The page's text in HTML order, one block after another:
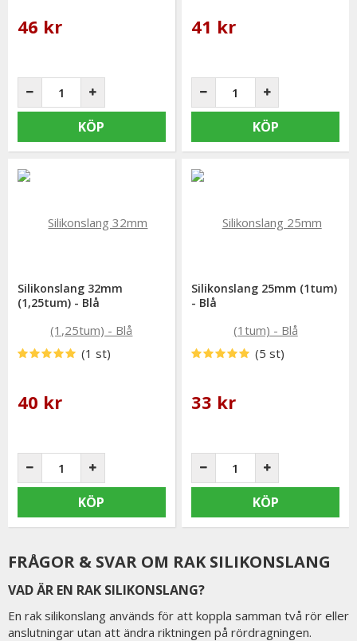
46 kr
KÖP
41 kr
KÖP
Silikonslang 32mm
(1,25tum) - Blå
(1 st)
40 kr
KÖP
Silikonslang 25mm (1tum)
- Blå
(5 st)
33 kr
KÖP
FRÅGOR & SVAR OM RAK SILIKONSLANG
VAD ÄR EN RAK SILIKONSLANG?
En rak silikonslang används för att koppla samman två rör eller
anslutningar utan att ändra riktningen på rördragningen.